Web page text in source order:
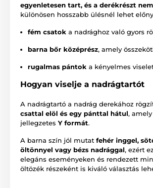
egyenletesen tart, és a derékrészt
különösen hosszabb ülésnél lehet
fém csatok a nadrághoz való gyors
barna bőr középrész, amely
rugalmas pántok a kényelmes
Hogyan viselje a nadrágtartót
A nadrágtartó a nadrág derekához
csattal elöl és egy pánttal hátul,
jellegzetes Y formát.
A barna szín jól mutat fehér inggel,
öltönnyel vagy bézs nadrággal, ezért
elegáns eseményeken és rendezett
öltözék részeként is kiváló választás